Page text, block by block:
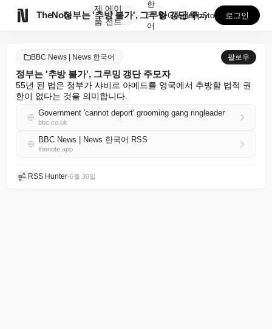
TheNote
제
품
에이
전트
정부는 '추방 불가', 그루밍 갱단 주모자
한
국
어
GooglePlay
AppStore 로그인
BBC News | News 한국어 팔로우
정부는 '추방 불가', 그루밍 갱단 주모자
55년 된 법은 정부가 샤비르 아메드를 영국에서 추방할 법적 권
한이 없다는 것을 의미합니다.
Government 'cannot deport' grooming gang ringleader
bbc.co.uk
BBC News | News 한국어 RSS
thenote.app
RSS Hunter•6월 30일